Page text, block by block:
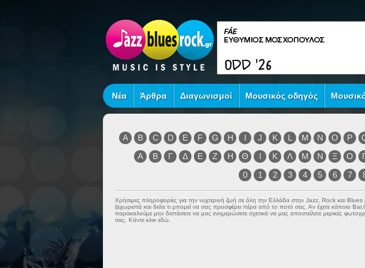
Νέα Άρθρα Διαγωνισμοί Μουσικός οδηγός Μουσικό
A B C D E F G H I J K L M N O P
Α
Β Γ Δ Ε Ζ Η Θ Ι Κ Λ Μ Ν Ξ Ο
0
1 2 3 4 5 6 7
Χρήσιμες πληροφορίες για την νυχτερινή ζωή σε όλη την Ελλάδα στην Jazz Rock και Blues
ξεχωριστά και δείτε τι μπορεί να σας προσφέρει πέρα από το ποτό σας. Αν έχετε κάποιο
παρακαλούμε μην διστάσετε να μας ενημερώσετε σχετικά να μας αποστείλετε μερικές
σας. Κάντε κλικ εδώ.